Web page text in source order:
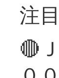
注
🔴